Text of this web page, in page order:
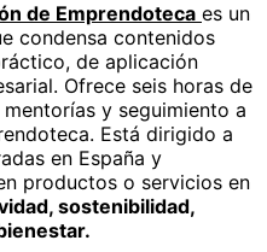
de Emprendoteca es un
condensa contenidos
de aplicación
Ofrece seis horas de
y seguimiento a
Está dirigido a
en España y
productos o servicios en
sostenibilidad,